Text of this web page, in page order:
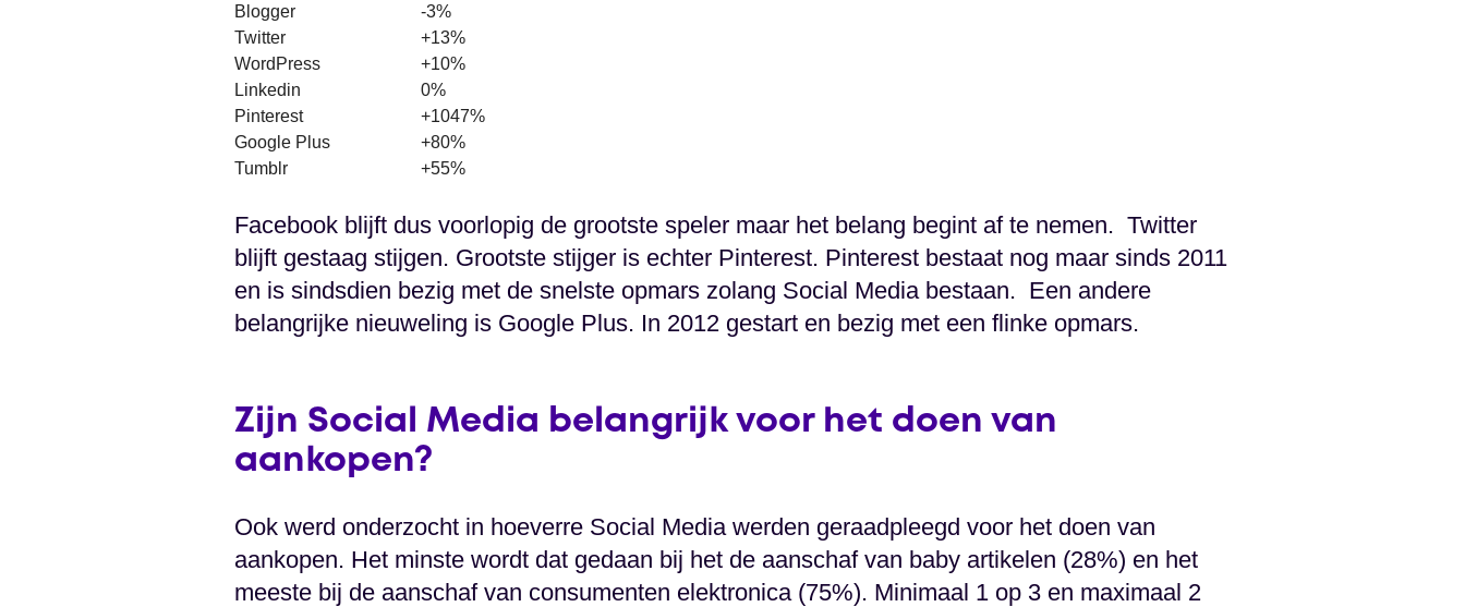
Blogger
-3%
Twitter
+13%
WordPress
+10%
Linkedin
0%
Pinterest
+1047%
Google Plus
+80%
Tumblr
+55%
Facebook blijft dus voorlopig de grootste speler maar het belang begint af te nemen. Twitter
blijft gestaag stijgen. Grootste stijger is echter Pinterest. Pinterest bestaat nog maar sinds 2011
en is sindsdien bezig met de snelste opmars zolang Social Media bestaan. Een andere
belangrijke nieuweling is Google Plus. In 2012 gestart en bezig met een flinke opmars.
Zijn Social Media belangrijk voor het doen van
aankopen?
Ook werd onderzocht in hoeverre Social Media werden geraadpleegd voor het doen van
aankopen. Het minste wordt dat gedaan bij het de aanschaf van baby artikelen (28%) en het
meeste bij de aanschaf van consumenten elektronica (75%). Minimaal 1 op 3 en maximaal 2